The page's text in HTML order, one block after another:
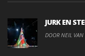
JURK EN
DOOR NEIL